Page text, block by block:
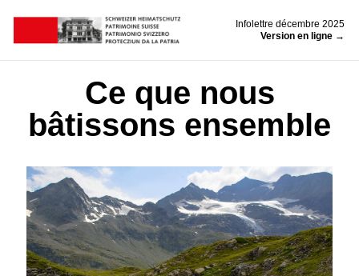
Infolettre décembre 2025
Version en ligne →
Ce que nous
bâtissons ensemble